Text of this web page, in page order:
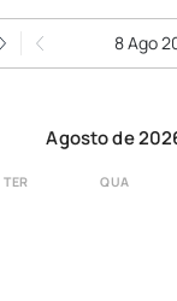
8 Ago
Agosto de
TER QUA